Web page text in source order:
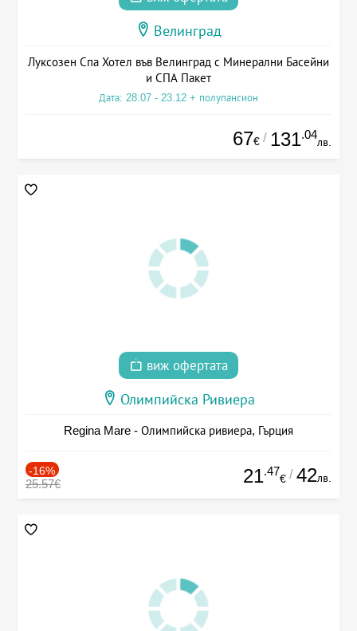
Велинград
Луксозен Спа Хотел във Велинград с Минерални Басейни
и СПА Пакет
Дата: 28.07 - 23.12 + полупансион
67€ / 131.04
лв.
виж офертата
Олимпийска Ривиера
Regina Mare - Олимпийска ривиера, Гърция
-16%
25.57€ 21.47
€ / 42лв.